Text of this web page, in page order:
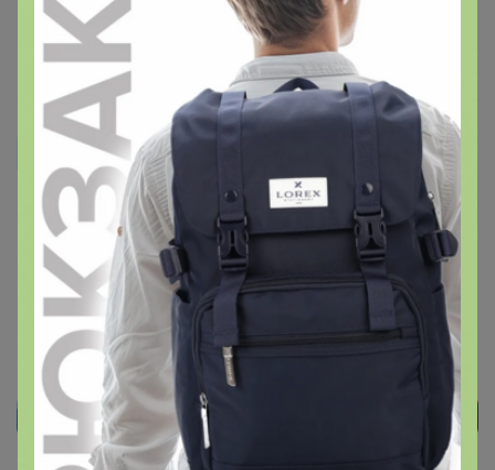
выкрасу принта на ткани - закончились на складе.
11 марта, 2023 12:48
mama yna
Здравствуйте,такие есть со скидкой?по 150р?
11 марта, 2023 09:52
Реклама